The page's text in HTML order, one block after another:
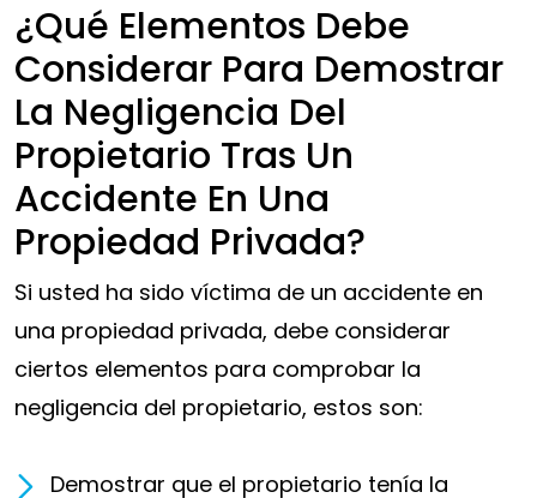
¿Qué Elementos Debe
Considerar Para Demostrar
La Negligencia Del
Propietario Tras Un
Accidente En Una
Propiedad Privada?
Si usted ha sido víctima de un accidente en
una propiedad privada, debe considerar
ciertos elementos para comprobar la
negligencia del propietario, estos son:
Demostrar que el propietario tenía la